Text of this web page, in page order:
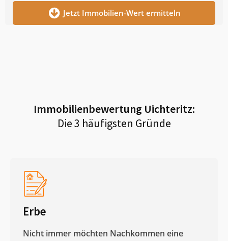
Jetzt Immobilien-Wert ermitteln
Immobilienbewertung Uichteritz:
Die 3 häufigsten Gründe
Erbe
Nicht immer möchten Nachkommen eine